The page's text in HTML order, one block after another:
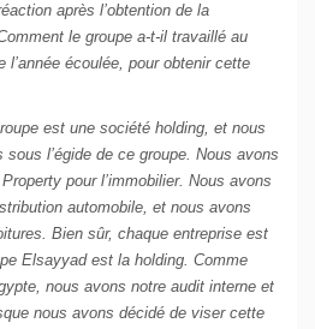
après l’obtention de la
le groupe a-t-il travaillé au
écoulée, pour obtenir cette
est une société holding, et nous
l’égide de ce groupe. Nous avons
pour l’immobilier. Nous avons
automobile, et nous avons
Bien sûr, chaque entreprise est
Elsayyad est la holding. Comme
nous avons notre audit interne et
nous avons décidé de viser cette